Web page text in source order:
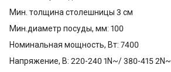
Мин. толщина столешницы 3 см
Мин.диаметр посуды, мм: 100
Номинальная мощность, Вт: 7400
Напряжение, В: 220-240 1N~/ 380-415 2N~